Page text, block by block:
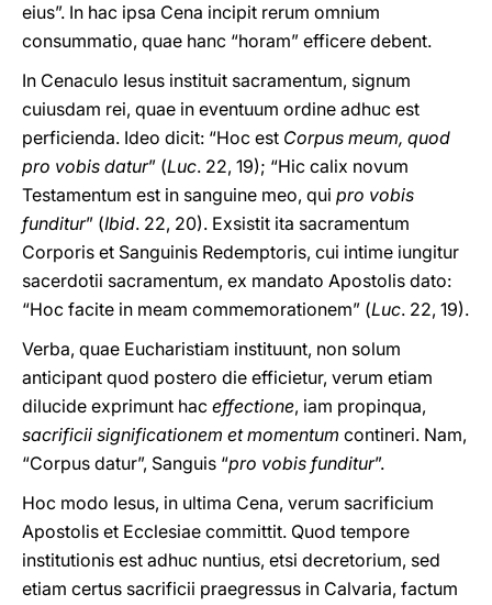
eius”. In hac ipsa Cena incipit rerum omnium
consummatio, quae hanc “horam” efficere debent.
In Cenaculo Iesus instituit sacramentum, signum
cuiusdam rei, quae in eventuum ordine adhuc est
perficienda. Ideo dicit: “Hoc est Corpus meum, quod
pro vobis datur” (Luc. 22, 19); “Hic calix novum
Testamentum est in sanguine meo, qui pro vobis
funditur” (Ibid. 22, 20). Exsistit ita sacramentum
Corporis et Sanguinis Redemptoris, cui intime iungitur
sacerdotii sacramentum, ex mandato Apostolis dato:
“Hoc facite in meam commemorationem” (Luc. 22, 19).
Verba, quae Eucharistiam instituunt, non solum
anticipant quod postero die efficietur, verum etiam
dilucide exprimunt hac effectione, iam propinqua,
sacrificii significationem et momentum contineri. Nam,
“Corpus datur”, Sanguis “pro vobis funditur”.
Hoc modo Iesus, in ultima Cena, verum sacrificium
Apostolis et Ecclesiae committit. Quod tempore
institutionis est adhuc nuntius, etsi decretorium, sed
etiam certus sacrificii praegressus in Calvaria, factum